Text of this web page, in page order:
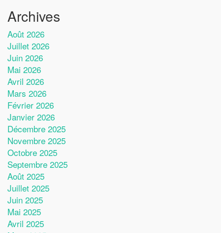
Archives
Août 2026
Juillet 2026
Juin 2026
Mai 2026
Avril 2026
Mars 2026
Février 2026
Janvier 2026
Décembre 2025
Novembre 2025
Octobre 2025
Septembre 2025
Août 2025
Juillet 2025
Juin 2025
Mai 2025
Avril 2025